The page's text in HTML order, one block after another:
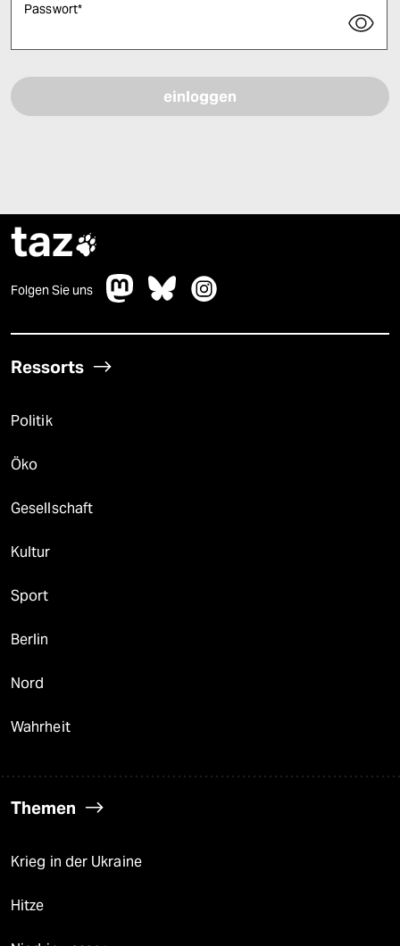
Passwort*
taz
Folgen Sie uns
Ressorts
Politik
Öko
Gesellschaft
Kultur
Sport
Berlin
Nord
Wahrheit
Themen
Krieg in der Ukraine
Hitze